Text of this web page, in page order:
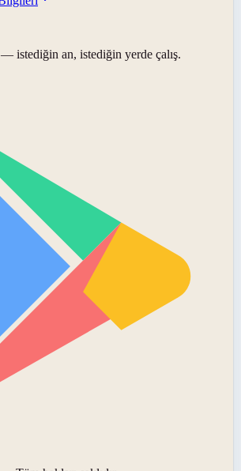
istediğin an, istediğin yerde çalış.